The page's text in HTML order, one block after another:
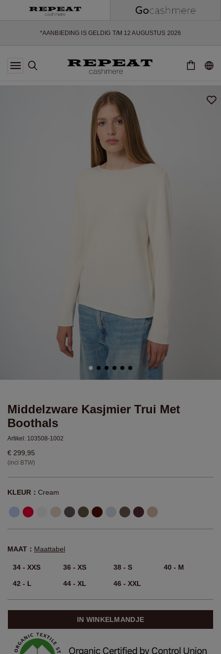
*AANBIEDING IS GELDIG T/M 12 AUGUSTUS 2026
*NIET GELDIG VOOR LIMITED EDITION
*UITZONDERINGEN KUNNEN VAN TOEPASSING ZIJN
SEIZOEN
EXTRA 10% OFF SALE
Middelzware Kasjmier Trui Met
Boothals
Artikel: 103508-1002
€ 299,95
(incl BTW)
KLEUR： Cream
MAAT： Maattabel
34 - XXS 36 - XS 38 - S 40 - M
42 - L 44 - XL 46 - XXL
IN WINKELMANDJE